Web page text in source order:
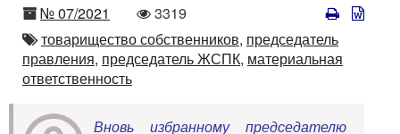
Номер
№ 07/2021
Количество
просмотров
3319
Автор
товарищество собственников, председатель
правления, председатель ЖСПК, материальная
ответственность
Вновь избранному председателю